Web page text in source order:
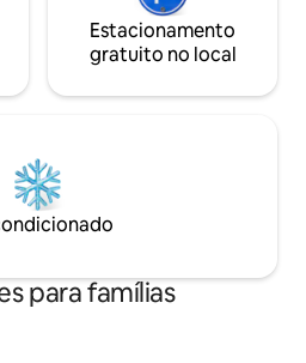
Estacionamento
gratuito no local
para famílias